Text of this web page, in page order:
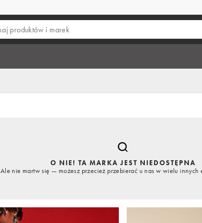
O NIE! TA MARKA JEST NIEDOSTĘPNA
Ale nie martw się — możesz przecież przebierać u nas w wielu innych